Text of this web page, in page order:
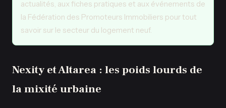
actualités, aux fiches pratiques et aux événements de
la Fédération des Promoteurs Immobiliers pour tout
savoir sur le secteur du logement neuf.
Nexity et Altarea : les poids lourds de
la mixité urbaine